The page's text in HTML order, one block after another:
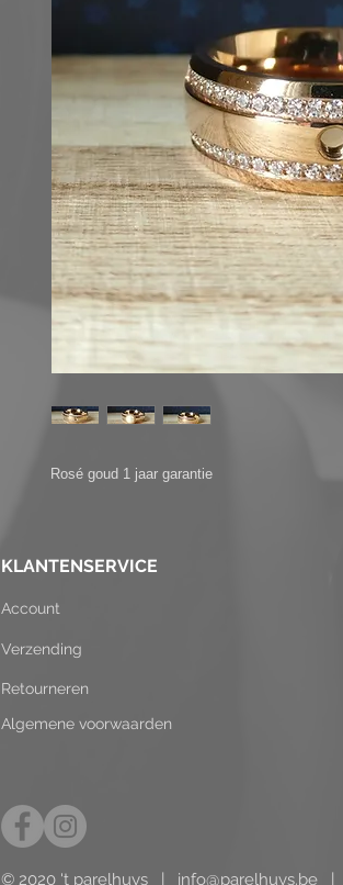
Rosé goud 1 jaar garantie
KLANTENSERVICE
Account
Verzending
Retourneren
Algemene voorwaarden
© 2020 't parelhuys | info@parelhuys.be